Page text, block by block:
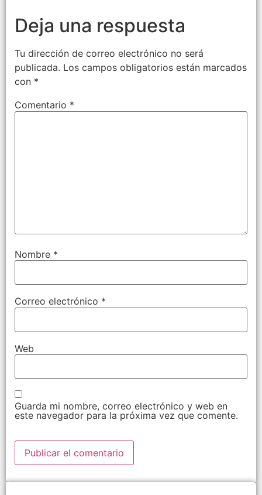
Deja una respuesta
Tu dirección de correo electrónico no será
publicada. Los campos obligatorios están marcados
con *
Comentario *
Nombre *
Correo electrónico *
Web
Guarda mi nombre, correo electrónico y web en
este navegador para la próxima vez que comente.